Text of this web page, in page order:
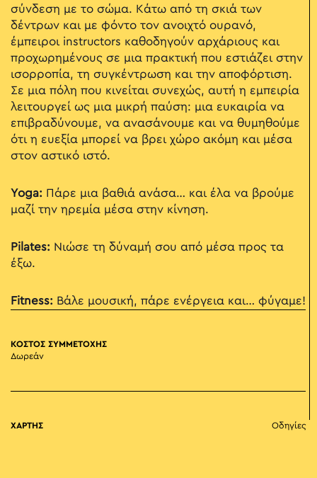
σύνδεση με το σώμα. Κάτω από τη σκιά των
δέντρων και με φόντο τον ανοιχτό ουρανό,
έμπειροι instructors καθοδηγούν αρχάριους και
προχωρημένους σε μια πρακτική που εστιάζει στην
ισορροπία, τη συγκέντρωση και την αποφόρτιση.
Σε μια πόλη που κινείται συνεχώς, αυτή η εμπειρία
λειτουργεί ως μια μικρή παύση: μια ευκαιρία να
επιβραδύνουμε, να ανασάνουμε και να θυμηθούμε
ότι η ευεξία μπορεί να βρει χώρο ακόμη και μέσα
στον αστικό ιστό.
Yoga: Πάρε μια βαθιά ανάσα… και έλα να βρούμε
μαζί την ηρεμία μέσα στην κίνηση.
Pilates: Νιώσε τη δύναμή σου από μέσα προς τα
έξω.
Fitness: Βάλε μουσική, πάρε ενέργεια και… φύγαμε!
ΚΟΣΤΟΣ ΣΥΜΜΕΤΟΧΗΣ
Δωρεάν
ΧΑΡΤΗΣ Οδηγίες